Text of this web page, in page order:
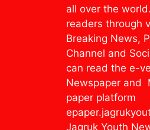
all over the
readers through
Breaking News,
Channel and
can read the e-
Newspaper and
paper platform
Jagruk Youth